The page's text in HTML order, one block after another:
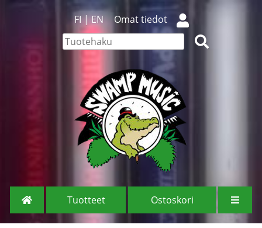
FI|EN Omat tiedot
Tuotteet Ostoskori